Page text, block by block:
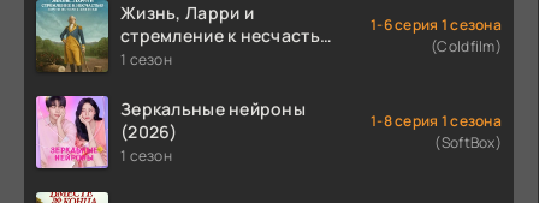
Жизнь, Ларри и
стремление к несчастью:
Почти история Америки
1 сезон
1-6 серия 1 сезона
(Coldfilm)
Зеркальные нейроны
(2026)
1 сезон
1-8 серия 1 сезона
(SoftBox)